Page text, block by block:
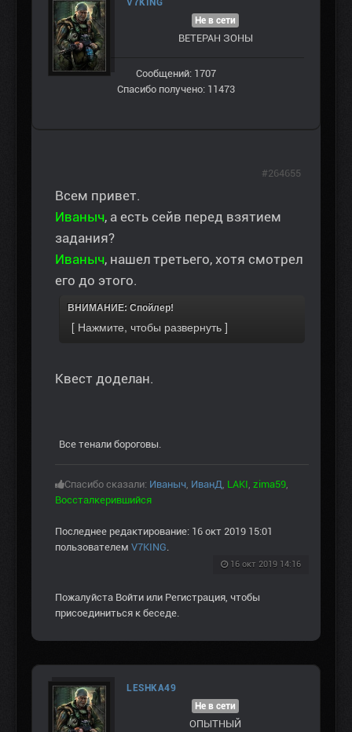
V7KING
Не в сети
ВЕТЕРАН ЗOНЫ
Сообщений: 1707
Спасибо получено: 11473
Всем привет.
Иваныч, а есть сейв перед взятием
задания?
Иваныч, нашел третьего, хотя смотрел
его до этого.
ВНИМАНИЕ: Спойлер!
Квест доделан.
Все тенали бороговы.
Спасибо сказали: Иваныч, ИванД, LAKI, zima59,
Воссталкерившийся
Последнее редактирование: 16 окт 2019 15:01
пользователем V7KING.
16 окт 2019 14:16
#264655
Пожалуйста Войти или Регистрация, чтобы
присоединиться к беседе.
LESHKA49
Не в сети
ОПЫТНЫЙ